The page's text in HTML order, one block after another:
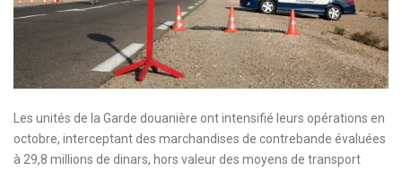
Les unités de la Garde douanière ont intensifié leurs opérations en
octobre, interceptant des marchandises de contrebande évaluées
à 29,8 millions de dinars, hors valeur des moyens de transport